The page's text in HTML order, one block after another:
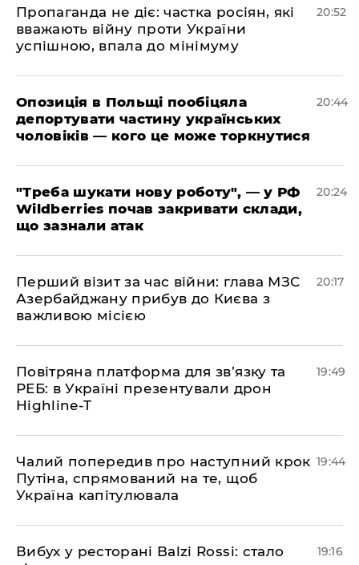
​Пропаганда не діє: частка росіян, які
вважають війну проти України
успішною, впала до мінімуму
20:52
​Опозиція в Польщі пообіцяла
депортувати частину українських
чоловіків — кого це може торкнутися
20:44
​"Треба шукати нову роботу", — у РФ
Wildberries почав закривати склади,
що зазнали атак
20:24
​Перший візит за час війни: глава МЗС
Азербайджану прибув до Києва з
важливою місією
20:17
​Повітряна платформа для зв’язку та
РЕБ: в Україні презентували дрон
Highline-T
19:49
​Чалий попередив про наступний крок
Путіна, спрямований на те, щоб
Україна капітулювала
19:44
​Вибух у ресторані Balzi Rossi: стало
19:16